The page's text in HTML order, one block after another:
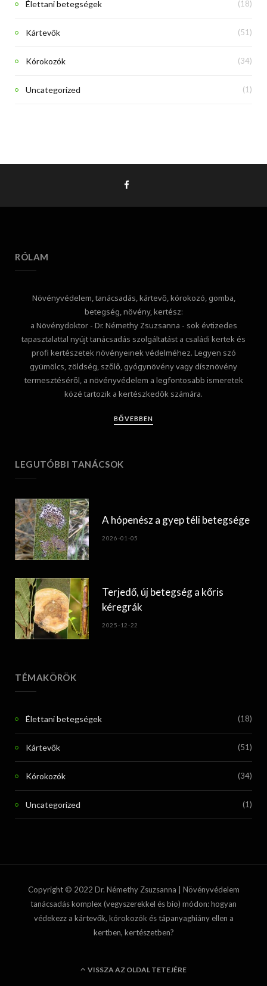
Élettani betegségek (18)
Kártevők (51)
Kórokozók (34)
Uncategorized (1)
RÓLAM
Növényvédelem, tanácsadás, kártevő, kórokozó, gomba,
betegség, növény, kertész:
a Növénydoktor - Dr. Némethy Zsuzsanna - sok évtizedes
tapasztalattal nyújt tanácsadás szolgáltatást a családi kertek és
profi kertészetek növényeinek védelméhez. Legyen szó
gyümölcs, zöldség, szőlő, gyógynövény vagy dísznövény
termesztéséről, a növényvédelem a legfontosabb ismeretek
közé tartozik a kertészkedők számára.
BŐVEBBEN
LEGUTÓBBI TANÁCSOK
A hópenész a gyep téli betegsége
2026-01-05
Terjedő, új betegség a kőris
kéregrák
2025-12-22
TÉMAKÖRÖK
Élettani betegségek (18)
Kártevők (51)
Kórokozók (34)
Uncategorized (1)
Copyright © 2022 Dr. Némethy Zsuzsanna | Növényvédelem
tanácsadás komplex (vegyszerekkel és bio) módon: hogyan
védekezz a kártevők, kórokozók és tápanyaghiány ellen a
kertben, kertészetben?
VISSZA AZ OLDAL TETEJÉRE